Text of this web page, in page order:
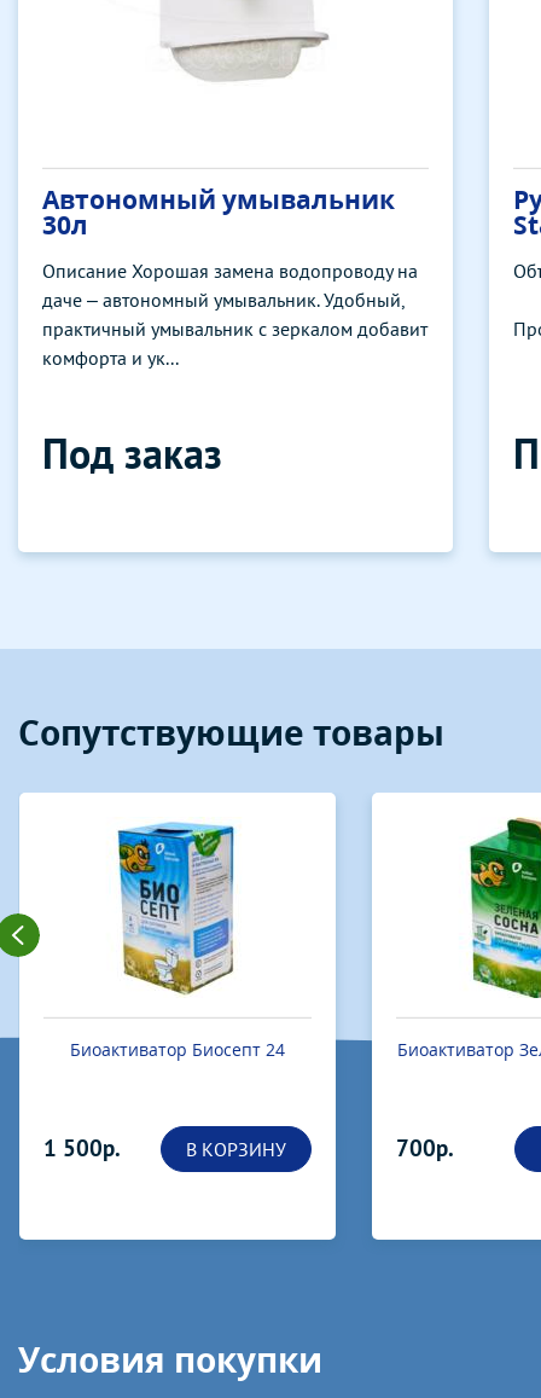
Автономный умывальник
30л
Описание Хорошая замена водопроводу на
даче – автономный умывальник. Удобный,
практичный умывальник с зеркалом добавит
комфорта и ук...
Под заказ
Сопутствующие товары
Биоактиватор Биосепт 24
1 500р. В КОРЗИНУ
Биоактиватор
700р.
Условия покупки